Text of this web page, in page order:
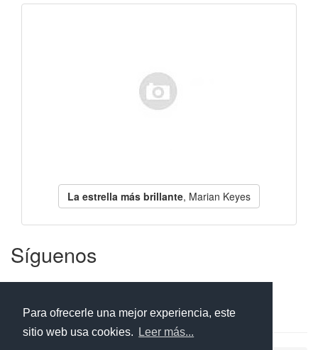
Para ofrecerle una mejor experiencia, este
sitio web usa cookies.
Leer más...
La estrella más brillante, Marian Keyes
Síguenos